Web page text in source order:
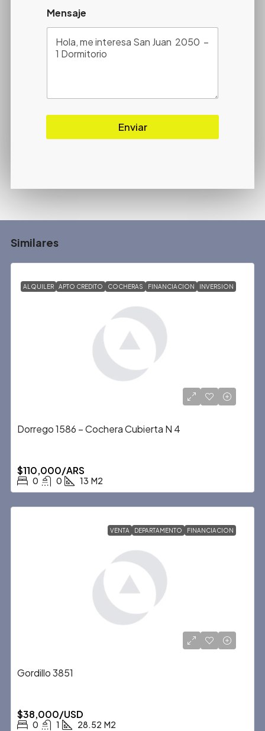
Mensaje
Enviar
Similares
ALQUILER APTO CREDITO COCHERAS FINANCIACION INVERSION
Dorrego 1586 – Cochera Cubierta N 4
$110,000/ARS
0 0 13 M2
VENTA DEPARTAMENTO FINANCIACION
Gordillo 3851
$38,000/USD
0 1 28.52 M2